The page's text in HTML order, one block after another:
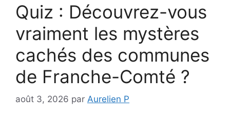
Quiz : Découvrez-vous
vraiment les mystères
cachés des communes
de Franche-Comté ?
août 3, 2026 par Aurelien P